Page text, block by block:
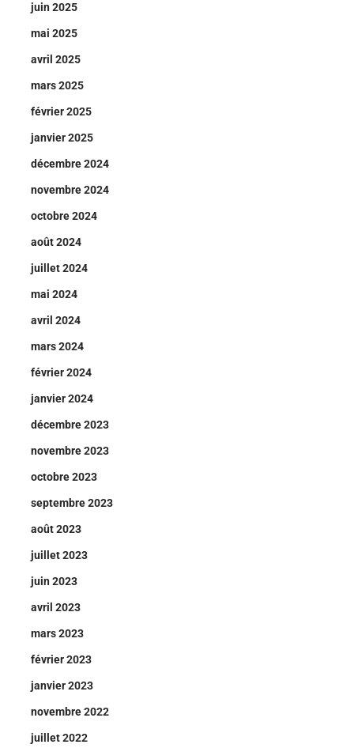
juin 2025
mai 2025
avril 2025
mars 2025
février 2025
janvier 2025
décembre 2024
novembre 2024
octobre 2024
août 2024
juillet 2024
mai 2024
avril 2024
mars 2024
février 2024
janvier 2024
décembre 2023
novembre 2023
octobre 2023
septembre 2023
août 2023
juillet 2023
juin 2023
avril 2023
mars 2023
février 2023
janvier 2023
novembre 2022
juillet 2022